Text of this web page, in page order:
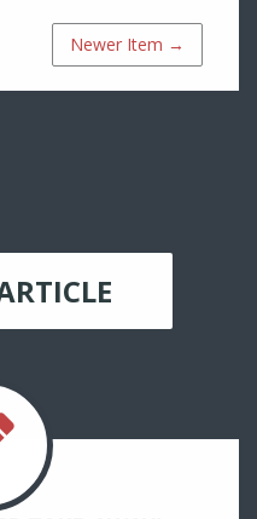
Newer Item →